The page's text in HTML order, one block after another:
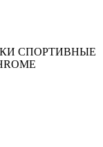
СПОРТИВНЫЕ